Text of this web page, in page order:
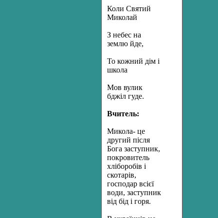
Коли Святий
Миколай
З небес на
землю йде,
То кожний дім і
школа
Мов вулик
бджіл гуде.
Вчитель:
Микола- це
другий після
Бога заступник,
покровитель
хліборобів і
скотарів,
господар всієї
води, заступник
від бід і горя.